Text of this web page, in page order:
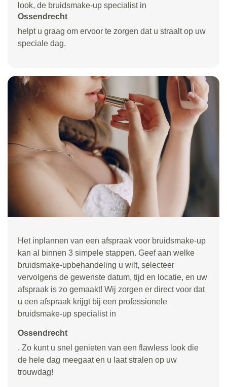
look, de bruidsmake-up specialist in
Ossendrecht
helpt u graag om ervoor te zorgen dat u straalt op uw
speciale dag.
Het inplannen van een afspraak voor bruidsmake-up
kan al binnen 3 simpele stappen. Geef aan welke
bruidsmake-upbehandeling u wilt, selecteer
vervolgens de gewenste datum, tijd en locatie, en uw
afspraak is zo gemaakt! Wij zorgen er direct voor dat
u een afspraak krijgt bij een professionele
bruidsmake-up specialist in
Ossendrecht
. Zo kunt u snel genieten van een flawless look die
de hele dag meegaat en u laat stralen op uw
trouwdag!